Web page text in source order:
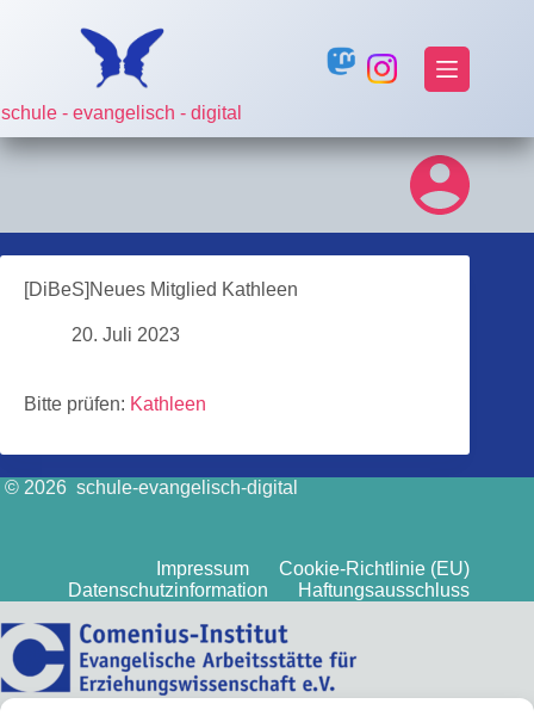
schule - evangelisch - digital
[DiBeS]Neues Mitglied Kathleen
20. Juli 2023
Bitte prüfen: Kathleen
© 2026 schule-evangelisch-digital
Impressum
Cookie-Richtlinie (EU)
Datenschutzinformation
Haftungsausschluss